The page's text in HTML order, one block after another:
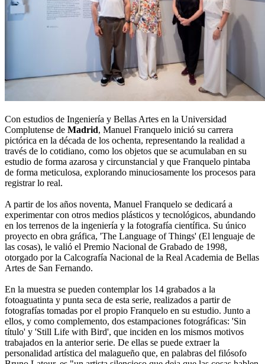
Con estudios de Ingeniería y Bellas Artes en la Universidad
Complutense de Madrid, Manuel Franquelo inició su carrera
pictórica en la década de los ochenta, representando la realidad a
través de lo cotidiano, como los objetos que se acumulaban en su
estudio de forma azarosa y circunstancial y que Franquelo pintaba
de forma meticulosa, explorando minuciosamente los procesos para
registrar lo real.
A partir de los años noventa, Manuel Franquelo se dedicará a
experimentar con otros medios plásticos y tecnológicos, abundando
en los terrenos de la ingeniería y la fotografía científica. Su único
proyecto en obra gráfica, 'The Language of Things' (El lenguaje de
las cosas), le valió el Premio Nacional de Grabado de 1998,
otorgado por la Calcografía Nacional de la Real Academia de Bellas
Artes de San Fernando.
En la muestra se pueden contemplar los 14 grabados a la
fotoaguatinta y punta seca de esta serie, realizados a partir de
fotografías tomadas por el propio Franquelo en su estudio. Junto a
ellos, y como complemento, dos estampaciones fotográficas: 'Sin
título' y 'Still Life with Bird', que inciden en los mismos motivos
trabajados en la anterior serie. De ellas se puede extraer la
personalidad artística del malagueño que, en palabras del filósofo